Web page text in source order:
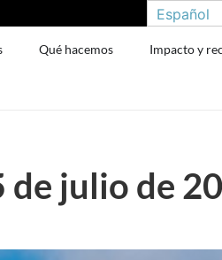
Español
Qué hacemos Impacto y
julio de